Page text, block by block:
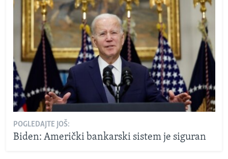
POGLEDAJTE JOŠ:
Biden: Američki bankarski sistem je siguran